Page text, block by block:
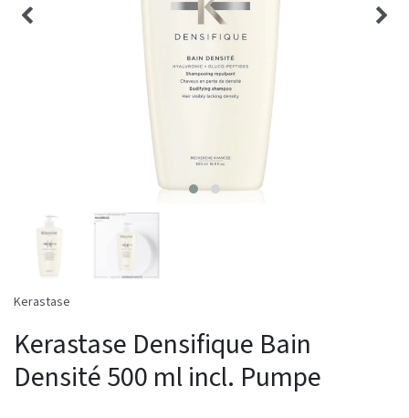
Kerastase
Kerastase Densifique Bain
Densité 500 ml incl. Pumpe